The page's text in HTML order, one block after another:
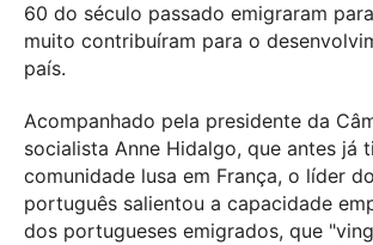
60 do século passado emigraram
muito contribuíram para o
país.
Acompanhado pela presidente da
socialista Anne Hidalgo, que antes já
comunidade lusa em França, o líder
português salientou a capacidade
dos portugueses emigrados, que